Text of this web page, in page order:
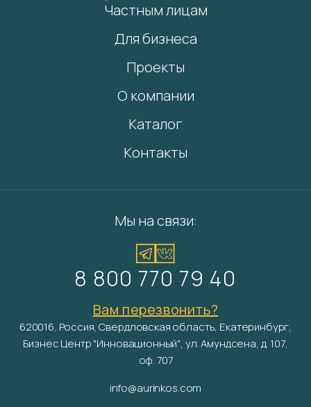
Частным лицам
Для бизнеса
Проекты
О компании
Каталог
Контакты
Мы на связи:
8 800 770 79 40
Вам перезвонить?
620016, Россия, Свердловская область, Екатеринбург,
Бизнес Центр "Инновационный", ул. Амундсена, д. 107,
оф. 707
info@aurinkos.com